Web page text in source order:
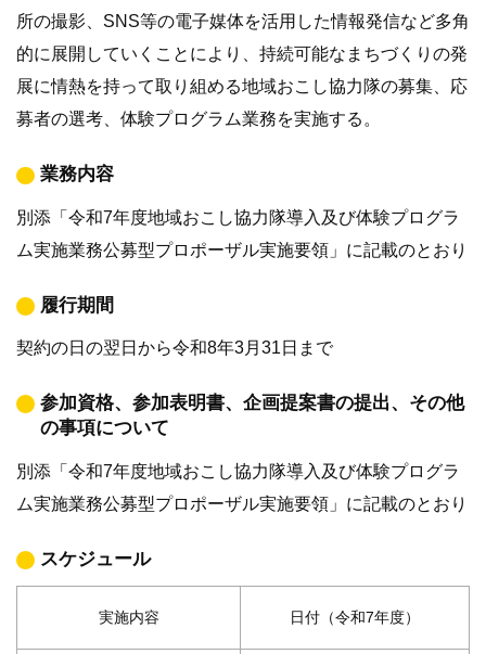
所の撮影、SNS等の電子媒体を活用した情報発信など多角
的に展開していくことにより、持続可能なまちづくりの発
展に情熱を持って取り組める地域おこし協力隊の募集、応
募者の選考、体験プログラム業務を実施する。
業務内容
別添「令和7年度地域おこし協力隊導入及び体験プログラ
ム実施業務公募型プロポーザル実施要領」に記載のとおり
履行期間
契約の日の翌日から令和8年3月31日まで
参加資格、参加表明書、企画提案書の提出、その他
の事項について
別添「令和7年度地域おこし協力隊導入及び体験プログラ
ム実施業務公募型プロポーザル実施要領」に記載のとおり
スケジュール
実施内容 日付（令和7年度）